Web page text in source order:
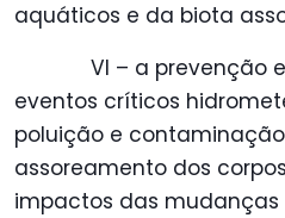
aquáticos e da biota
VI – a prevenção
eventos críticos
poluição e
assoreamento dos
impactos das